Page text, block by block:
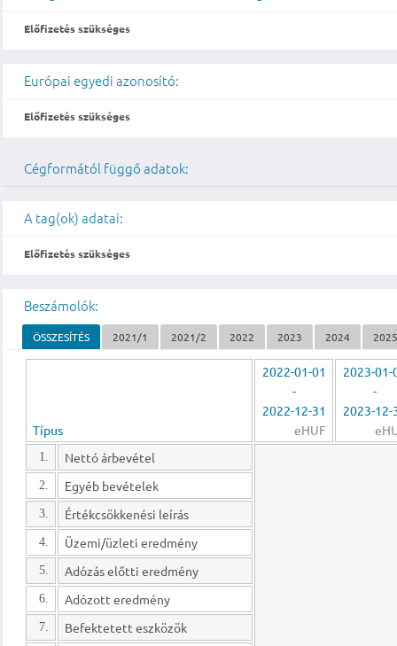
Előfizetés szükséges
Európai egyedi azonosító:
Előfizetés szükséges
Cégformától függő adatok:
A tag(ok) adatai:
Előfizetés szükséges
Beszámolók:
ÖSSZESÍTÉS 2021/1 2021/2 2022 2023 2024
Típus
2022-01-01
-
2022-12-31
eHUF
2023-01-
-
2023-12-
1. Nettó árbevétel
2. Egyéb bevételek
3. Értékcsökkenési leírás
4. Üzemi/üzleti eredmény
5. Adózás előtti eredmény
6. Adózott eredmény
7. Befektetett eszközök